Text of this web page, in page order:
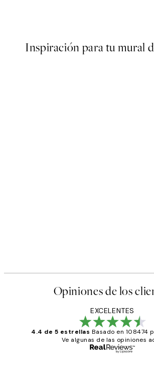
Inspiración para tu mural
Opiniones de los
EXCELENTES
4.4 de 5 estrellas Basado en 108474
Ve algunas de las opiniones